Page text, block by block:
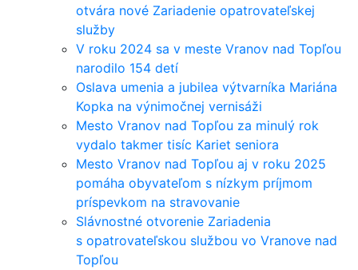
otvára nové Zariadenie opatrovateľskej
služby
V roku 2024 sa v meste Vranov nad Topľou
narodilo 154 detí
Oslava umenia a jubilea výtvarníka Mariána
Kopka na výnimočnej vernisáži
Mesto Vranov nad Topľou za minulý rok
vydalo takmer tisíc Kariet seniora
Mesto Vranov nad Topľou aj v roku 2025
pomáha obyvateľom s nízkym príjmom
príspevkom na stravovanie
Slávnostné otvorenie Zariadenia
s opatrovateľskou službou vo Vranove nad
Topľou